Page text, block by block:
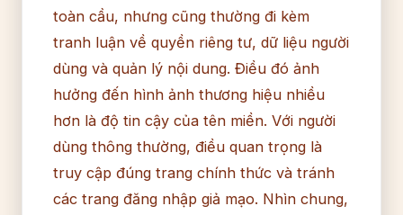
toàn cầu, nhưng cũng thường đi kèm
tranh luận về quyền riêng tư, dữ liệu người
dùng và quản lý nội dung. Điều đó ảnh
hưởng đến hình ảnh thương hiệu nhiều
hơn là độ tin cậy của tên miền. Với người
dùng thông thường, điều quan trọng là
truy cập đúng trang chính thức và tránh
các trang đăng nhập giả mạo. Nhìn chung,